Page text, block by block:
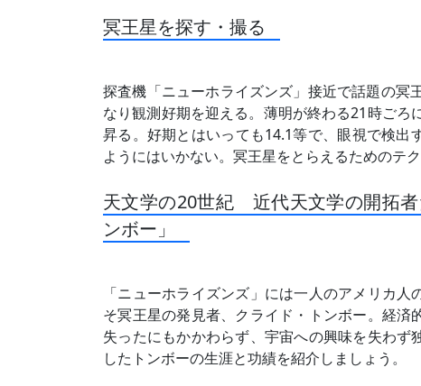
冥王星を探す・撮る
探査機「ニューホライズンズ」接近で話題の冥
なり観測好期を迎える。薄明が終わる21時ごろ
昇る。好期とはいっても14.1等で、眼視で検出
ようにはいかない。冥王星をとらえるためのテク
天文学の20世紀 近代天文学の開拓
ンボー」
「ニューホライズンズ」には一人のアメリカ
そ冥王星の発見者、クライド・トンボー。経済
失ったにもかかわらず、宇宙への興味を失わず
したトンボーの生涯と功績を紹介しましょう。